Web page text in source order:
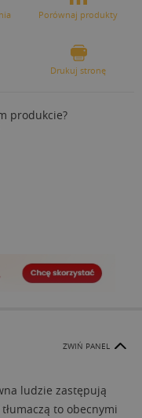
Porównaj produkty
Drukuj stronę
produkcie?
ZWIŃ PANEL
ludzie zastępują
to obecnymi